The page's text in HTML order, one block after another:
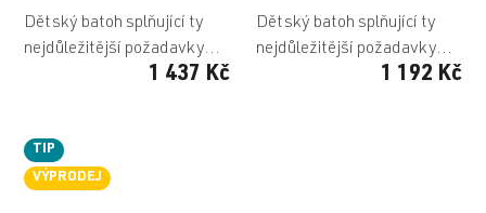
1 437 Kč
Dětský batoh splňující ty
nejdůležitější požadavky...
1 192 Kč
Dětský batoh splňující ty
nejdůležitější požadavky...
TIP
VÝPRODEJ